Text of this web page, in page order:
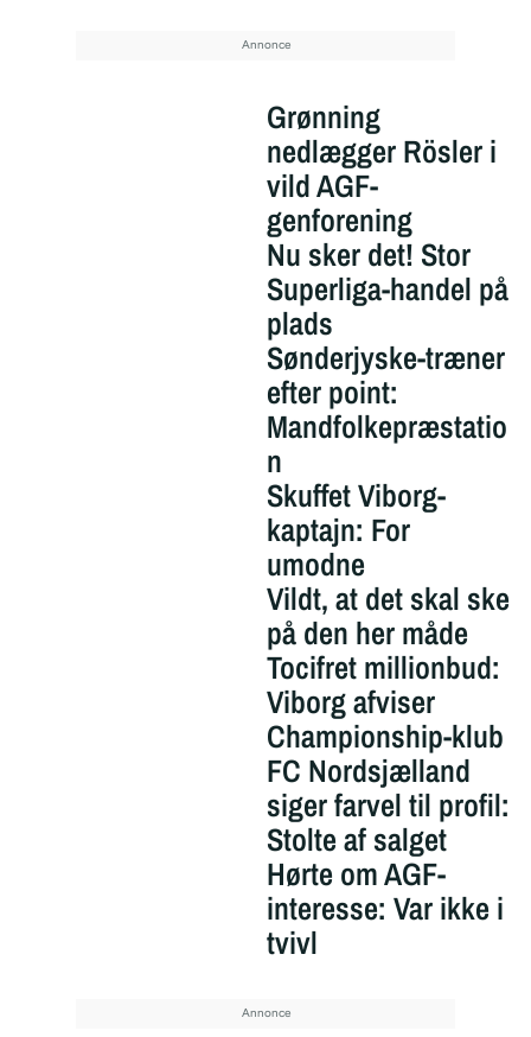
Grønning
nedlægger Rösler i
vild AGF-
genforening
Nu sker det! Stor
Superliga-handel på
plads
Sønderjyske-træner
efter point:
Mandfolkepræstatio
n
Skuffet Viborg-
kaptajn: For
umodne
Vildt, at det skal ske
på den her måde
Tocifret millionbud:
Viborg afviser
Championship-klub
FC Nordsjælland
siger farvel til profil:
Stolte af salget
Hørte om AGF-
interesse: Var ikke i
tvivl